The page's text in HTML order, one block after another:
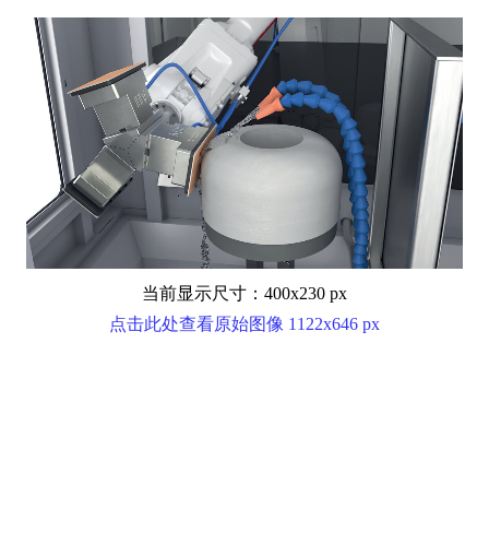
当前显示尺寸：400x230 px
点击此处查看原始图像 1122x646 px